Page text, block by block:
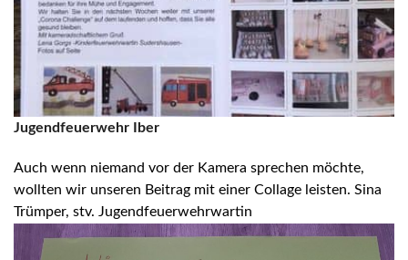
Jugendfeuerwehr Iber
Auch wenn niemand vor der Kamera sprechen möchte,
wollten wir unseren Beitrag mit einer Collage leisten. Sina
Trümper, stv. Jugendfeuerwehrwartin